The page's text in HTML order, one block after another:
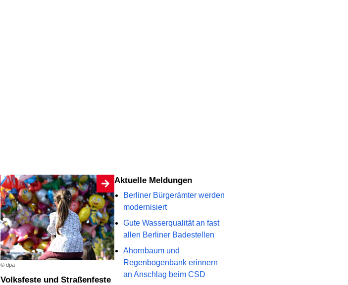
© dpa
Volksfeste und Straßenfeste
Aktuelle Meldungen
Berliner Bürgerämter werden
modernisiert
Gute Wasserqualität an fast
allen Berliner Badestellen
Ahornbaum und
Regenbogenbank erinnern
an Anschlag beim CSD